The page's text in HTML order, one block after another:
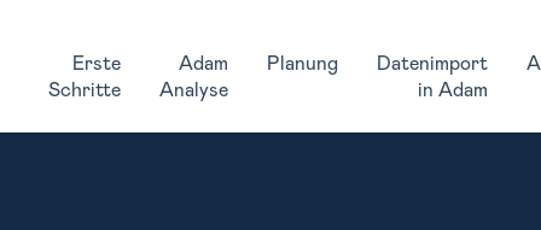
Erste
Schritte
Adam
Analyse
Planung
Datenimport
in Adam